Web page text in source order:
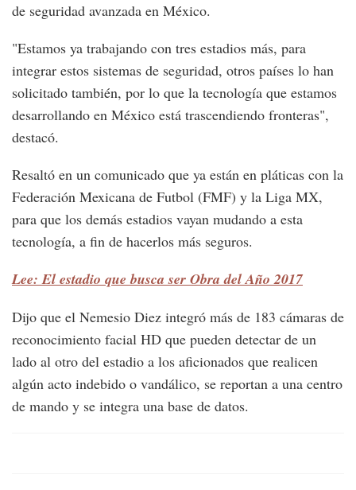
de seguridad avanzada en México.
"Estamos ya trabajando con tres estadios más, para
integrar estos sistemas de seguridad, otros países lo han
solicitado también, por lo que la tecnología que estamos
desarrollando en México está trascendiendo fronteras",
destacó.
Resaltó en un comunicado que ya están en pláticas con la
Federación Mexicana de Futbol (FMF) y la Liga MX,
para que los demás estadios vayan mudando a esta
tecnología, a fin de hacerlos más seguros.
Lee: El estadio que busca ser Obra del Año 2017
Dijo que el Nemesio Diez integró más de 183 cámaras de
reconocimiento facial HD que pueden detectar de un
lado al otro del estadio a los aficionados que realicen
algún acto indebido o vandálico, se reportan a una centro
de mando y se integra una base de datos.